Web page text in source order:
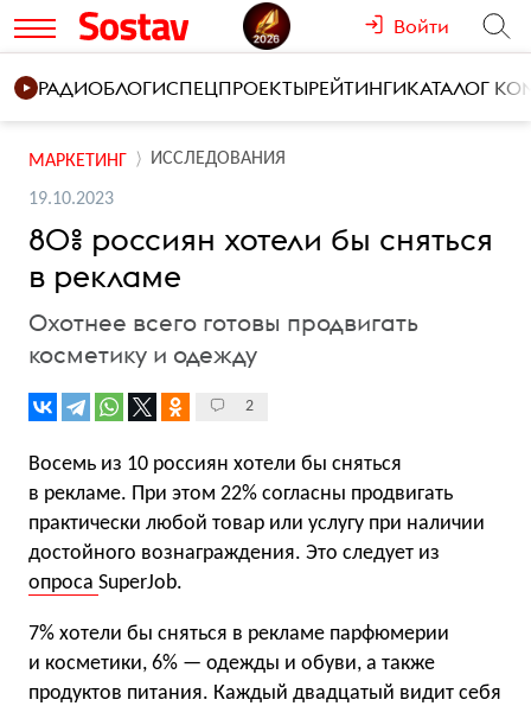
Войти
РАДИОБЛОГИСПЕЦПРОЕКТЫРЕЙТИНГИКАТАЛОГ
МАРКЕТИНГ ИССЛЕДОВАНИЯ
19.10.2023
80% россиян хотели бы сняться
в рекламе
Охотнее всего готовы продвигать
косметику и одежду
2
Восемь из 10 россиян хотели бы сняться
в рекламе. При этом 22% согласны продвигать
практически любой товар или услугу при наличии
достойного вознаграждения. Это следует из
опроса SuperJob.
7% хотели бы сняться в рекламе парфюмерии
и косметики, 6% — одежды и обуви, а также
продуктов питания. Каждый двадцатый видит себя